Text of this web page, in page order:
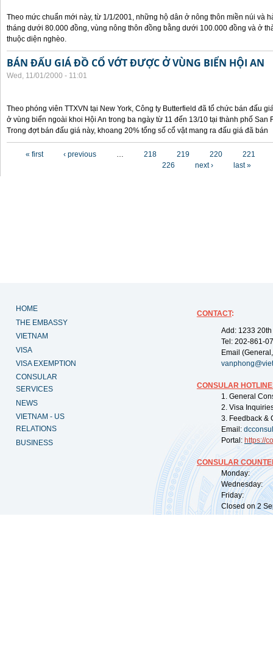
Theo mức chuẩn mới này, từ 1/1/2001, những hộ dân ở nông thôn miền núi và
tháng dưới 80.000 đồng, vùng nông thôn đồng bằng dưới 100.000 đồng và ở
thuộc diện nghèo.
BÁN ĐẤU GIÁ ĐỒ CỔ VỚT ĐƯỢC Ở VÙNG BIỂN HỘI AN
Wed, 11/01/2000 - 11:01
Theo phóng viên TTXVN tại New York, Công ty Butterfield đã tổ chức bán đấu
ở vùng biển ngoài khoi Hội An trong ba ngày từ 11 đến 13/10 tại thành phố San
Trong đợt bán đấu giá này, khoang 20% tổng số cổ vật mang ra đấu giá đã bán
« first ‹ previous … 218 219 220
221
226
next › last »
HOME
THE EMBASSY
VIETNAM
VISA
VISA EXEMPTION
CONSULAR
SERVICES
NEWS
VIETNAM - US
RELATIONS
BUSINESS
CONTACT:
Add: 1233
Tel: 202-861-
Email
CONSULAR
1. General
2. Visa
3. Feedback &
Email:
Portal: https://
CONSULAR
Monday:
Wednesday:
Friday:
Closed on 2